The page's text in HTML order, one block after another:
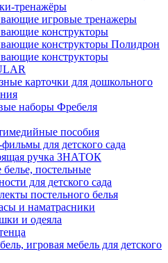
тренажёры
игровые тренажеры
конструкторы
конструкторы Полидрон
конструкторы
карточки для дошкольного
наборы Фребеля
пособия
для детского сада
ручка ЗНАТОК
белье, постельные
для детского сада
постельного белья
и наматрасники
и одеяла
игровая мебель для детского